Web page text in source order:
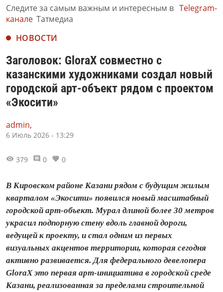
Следите за самым важным и интересным в Telegram-
канале Татмедиа
НОВОСТИ
Заголовок: GloraX совместно с
казанскими художниками создал новый
городской арт-объект рядом с проектом
«Экосити»
admin,
6 Июль 2026 - 13:29
379 0 0
В Кировском районе Казани рядом с будущим жилым
кварталом «Экосити» появился новый масштабный
городской арт-объект. Мурал длиной более 30 метров
украсил подпорную стену вдоль главной дороги,
ведущей к проекту, и стал одним из первых
визуальных акцентов территории, которая сегодня
активно развивается. Для федерального девелопера
GloraX это первая арт-инициатива в городской среде
Казани, реализованная за пределами строительной